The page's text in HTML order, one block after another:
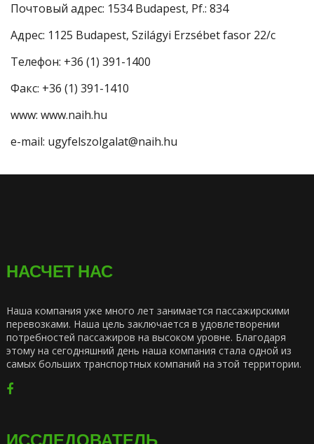
Почтовый адрес: 1534 Budapest, Pf.: 834
Адрес: 1125 Budapest, Szilágyi Erzsébet fasor 22/c
Телефон: +36 (1) 391-1400
Факс: +36 (1) 391-1410
www: www.naih.hu
e-mail: ugyfelszolgalat@naih.hu
НАСЧЕТ НАС
Наша компания уже много лет занимается пассажирскими
перевозками. Наша цель заключается в удовлетворении
потребностей пассажиров на высоком уровне. Благодаря
этому на сегодняшний день наша компания стала одной из
самых больших транспортных компаний на этой территории.